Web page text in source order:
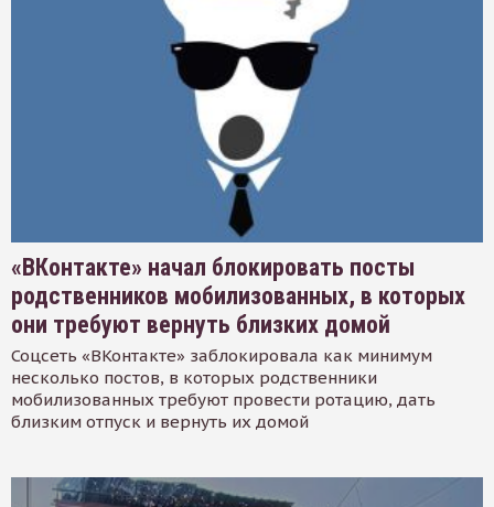
«ВКонтакте» начал блокировать посты
родственников мобилизованных, в которых
они требуют вернуть близких домой
Соцсеть «ВКонтакте» заблокировала как минимум
несколько постов, в которых родственники
мобилизованных требуют провести ротацию, дать
близким отпуск и вернуть их домой